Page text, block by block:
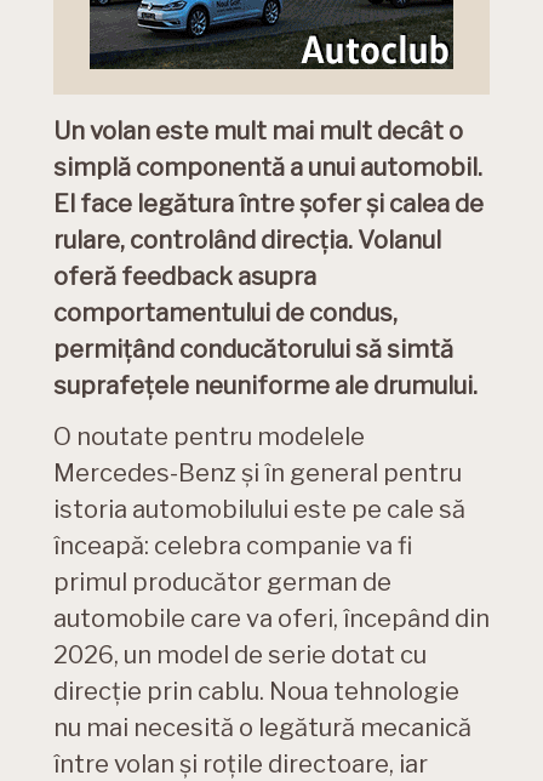
Un volan este mult mai mult decât o
simplă componentă a unui automobil.
El face legătura între șofer și calea de
rulare, controlând direcția. Volanul
oferă feedback asupra
comportamentului de condus,
permițând conducătorului să simtă
suprafețele neuniforme ale drumului.
O noutate pentru modelele
Mercedes-Benz și în general pentru
istoria automobilului este pe cale să
înceapă: celebra companie va fi
primul producător german de
automobile care va oferi, începând din
2026, un model de serie dotat cu
direcție prin cablu. Noua tehnologie
nu mai necesită o legătură mecanică
între volan și roțile directoare, iar